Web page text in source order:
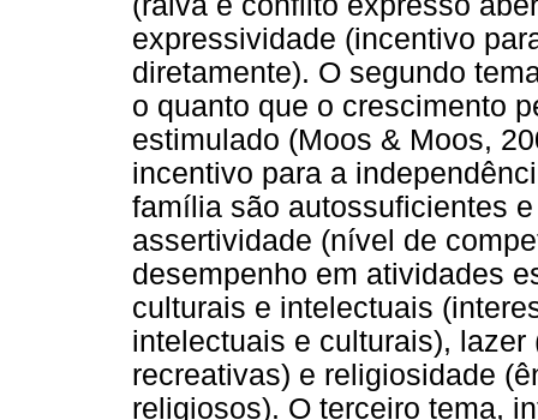
expressividade (incentivo
diretamente). O segundo
o quanto que o crescimento
estimulado (Moos & Moos,
incentivo para a
família são autossuficientes
assertividade (nível de
desempenho em atividades
culturais e intelectuais
intelectuais e culturais),
recreativas) e religiosidade
religiosos). O terceiro tema,